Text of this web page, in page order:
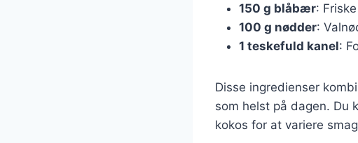
150 g blåbær:
100 g nødder:
1 teskefuld kanel:
Disse ingredienser
som helst på dagen. Du
kokos for at variere